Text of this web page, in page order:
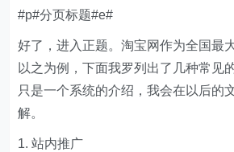
#p#分页标题#e#
好了，进入正题。淘宝网作为全国最
以之为例，下面我罗列出了几种常见
只是一个系统的介绍，我会在以后的
解。
1. 站内推广